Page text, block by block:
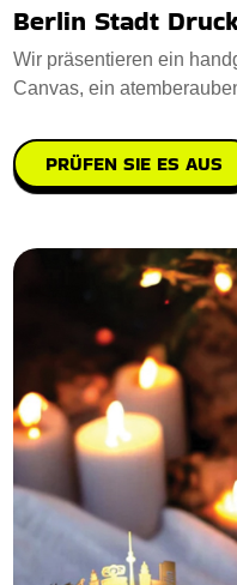
Berlin Stadt
Wir präsentieren ein
Canvas, ein
PRÜFEN SIE ES AUS